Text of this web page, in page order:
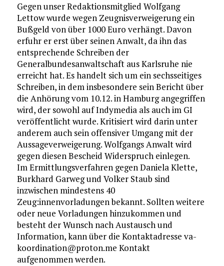
Gegen unser Redaktionsmitglied Wolfgang
Lettow wurde wegen Zeugnisverweigerung ein
Bußgeld von über 1000 Euro verhängt. Davon
erfuhr er erst über seinen Anwalt, da ihn das
entsprechende Schreiben der
Generalbundesanwaltschaft aus Karlsruhe nie
erreicht hat. Es handelt sich um ein sechsseitiges
Schreiben, in dem insbesondere sein Bericht über
die Anhörung vom 10.12. in Hamburg angegriffen
wird, der sowohl auf Indymedia als auch im GI
veröffentlicht wurde. Kritisiert wird darin unter
anderem auch sein offensiver Umgang mit der
Aussageverweigerung. Wolfgangs Anwalt wird
gegen diesen Bescheid Widerspruch einlegen.
Im Ermittlungsverfahren gegen Daniela Klette,
Burkhard Garweg und Volker Staub sind
inzwischen mindestens 40
Zeug:innenvorladungen bekannt. Sollten weitere
oder neue Vorladungen hinzukommen und
besteht der Wunsch nach Austausch und
Information, kann über die Kontaktadresse va-
koordination@proton.me Kontakt
aufgenommen werden.